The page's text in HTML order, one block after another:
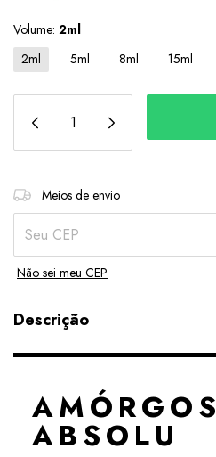
Volume: 2ml
2ml
5ml 8ml 15ml
Entregas para o CEP:
Meios de envio
Não sei meu CEP
Descrição
AMÓRGOS
ABSOLU